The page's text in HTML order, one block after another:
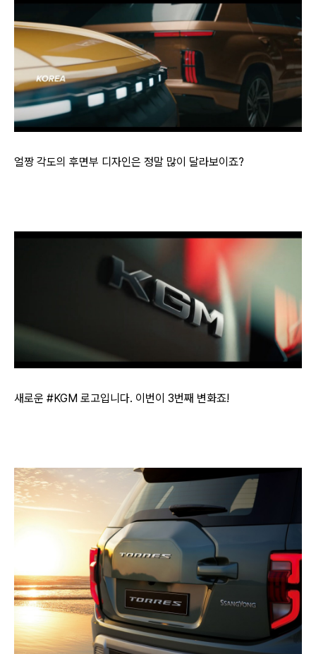
얼짱 각도의 후면부 디자인은 정말 많이 달라보이죠?
새로운 #KGM 로고입니다. 이번이 3번째 변화죠!